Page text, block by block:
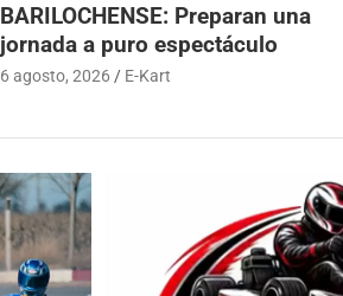
BARILOCHENSE: Preparan una
jornada a puro espectáculo
6 agosto, 2026 E-Kart